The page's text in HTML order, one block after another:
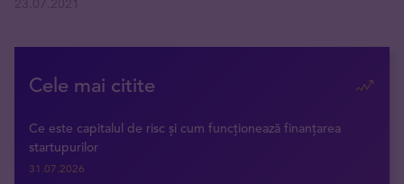
Cele mai citite
Ce este capitalul de risc și cum funcționează finanțarea
startupurilor
31.07.2026